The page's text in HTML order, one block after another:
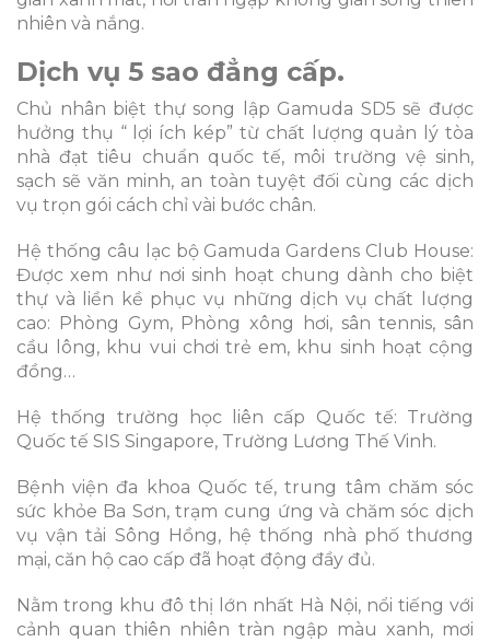
nhiên và nắng.
Dịch vụ 5 sao đẳng cấp.
Chủ nhân biệt thự song lập Gamuda SD5 sẽ được
hưởng thụ “ lợi ích kép” từ chất lượng quản lý tòa
nhà đạt tiêu chuẩn quốc tế, môi trường vệ sinh,
sạch sẽ văn minh, an toàn tuyệt đối cùng các dịch
vụ trọn gói cách chỉ vài bước chân.
Hệ thống câu lạc bộ Gamuda Gardens Club House:
Được xem như nơi sinh hoạt chung dành cho biệt
thự và liền kề phục vụ những dịch vụ chất lượng
cao: Phòng Gym, Phòng xông hơi, sân tennis, sân
cầu lông, khu vui chơi trẻ em, khu sinh hoạt cộng
đồng…
Hệ thống trường học liên cấp Quốc tế: Trường
Quốc tế SIS Singapore, Trường Lương Thế Vinh.
Bệnh viện đa khoa Quốc tế, trung tâm chăm sóc
sức khỏe Ba Sơn, trạm cung ứng và chăm sóc dịch
vụ vận tải Sông Hồng, hệ thống nhà phố thương
mại, căn hộ cao cấp đã hoạt động đầy đủ.
Nằm trong khu đô thị lớn nhất Hà Nội, nổi tiếng với
cảnh quan thiên nhiên tràn ngập màu xanh, mơi